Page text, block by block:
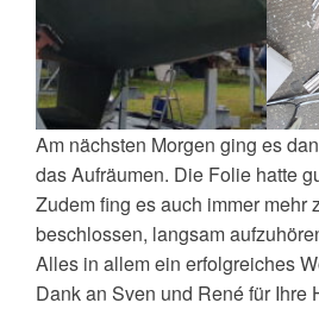
Am nächsten Morgen ging es
das Aufräumen. Die Folie hatte
Zudem fing es auch immer mehr
beschlossen, langsam
Alles in allem ein erfolgreiches
Dank an Sven und René für Ihre